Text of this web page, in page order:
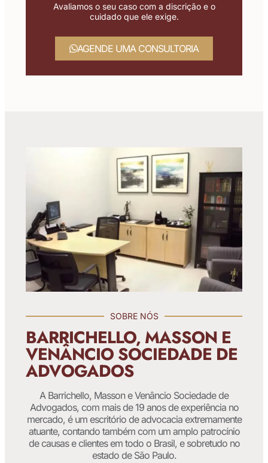
Avaliamos o seu caso com a discrição e o
cuidado que ele exige.
AGENDE UMA CONSULTORIA
SOBRE NÓS
BARRICHELLO, MASSON E
VENÂNCIO SOCIEDADE DE
ADVOGADOS
A Barrichello, Masson e Venâncio Sociedade de
Advogados, com mais de 19 anos de experiência no
mercado, é um escritório de advocacia extremamente
atuante, contando também com um amplo patrocínio
de causas e clientes em todo o Brasil, e sobretudo no
estado de São Paulo.